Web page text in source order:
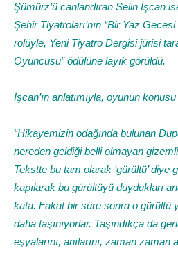
Şümürz’ü canlandıran Selin İşcan
Şehir Tiyatroları’nın “Bir Yaz
rolüyle, Yeni Tiyatro Dergisi jürisi
Oyuncusu” ödülüne layık görüldü.
İşcan’ın anlatımıyla, oyunun
“Hikayemizin odağında bulunan
nereden geldiği belli olmayan gizemli
Tekstte bu tam olarak ‘gürültü’
kapılarak bu gürültüyü duydukları
kata. Fakat bir süre sonra o gürültü
daha taşınıyorlar. Taşındıkça da
eşyalarını, anılarını, zaman zaman